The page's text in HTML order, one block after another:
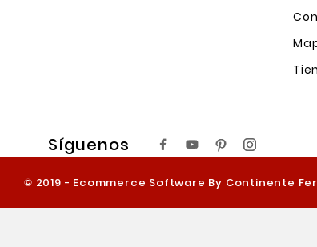
Síguenos
© 2019 - Ecommerce Software By Continente